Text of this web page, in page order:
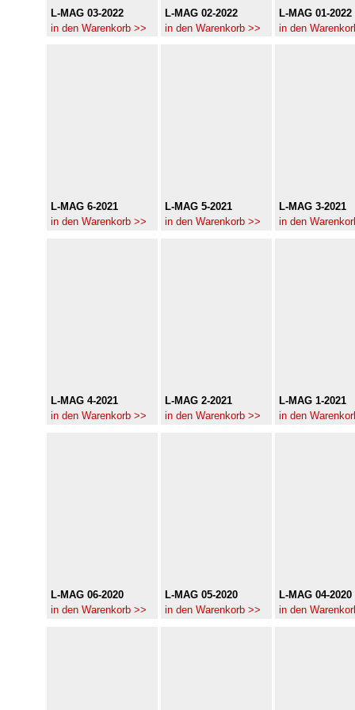
L-MAG 03-2022
in den Warenkorb >>
L-MAG 02-2022
in den Warenkorb >>
L-MAG 01-2022
in den
L-MAG 6-2021
in den Warenkorb >>
L-MAG 5-2021
in den Warenkorb >>
L-MAG 3-2021
in den
L-MAG 4-2021
in den Warenkorb >>
L-MAG 2-2021
in den Warenkorb >>
L-MAG 1-2021
in den
L-MAG 06-2020
in den Warenkorb >>
L-MAG 05-2020
in den Warenkorb >>
L-MAG 04-2020
in den